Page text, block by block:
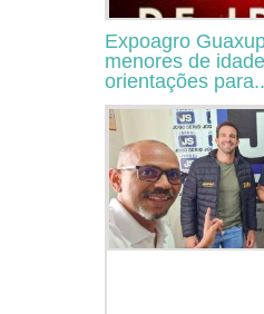
Expoagro
menores de
orientações